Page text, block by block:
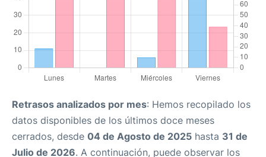
Retrasos analizados por mes: Hemos recopilado los
datos disponibles de los últimos doce meses
cerrados, desde 04 de Agosto de 2025 hasta 31 de
Julio de 2026. A continuación, puede observar los